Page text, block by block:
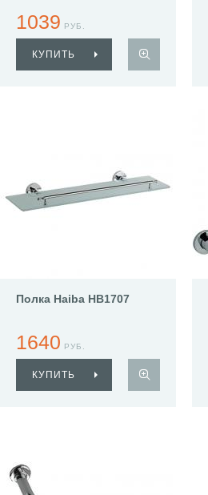
1039 РУБ.
КУПИТЬ
Полка Haiba HB1707
1640 РУБ.
КУПИТЬ